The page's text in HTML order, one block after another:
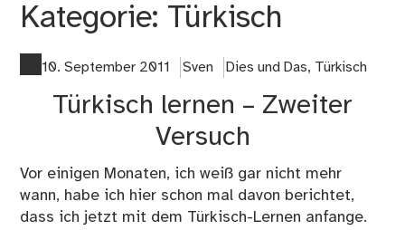
Kategorie: Türkisch
10. September 2011 Sven Dies und Das, Türkisch
Türkisch lernen – Zweiter
Versuch
Vor einigen Monaten, ich weiß gar nicht mehr
wann, habe ich hier schon mal davon berichtet,
dass ich jetzt mit dem Türkisch-Lernen anfange.